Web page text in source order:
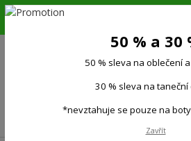
6.-16.8.26. DOVOLENÁ !!! 50 % SLEVA na
(Po-Pá 9:00-15.00)50 % a 30
50 % sleva na oblečení
30 % sleva na
*nevztahuje se pouze na boty
Zavřít